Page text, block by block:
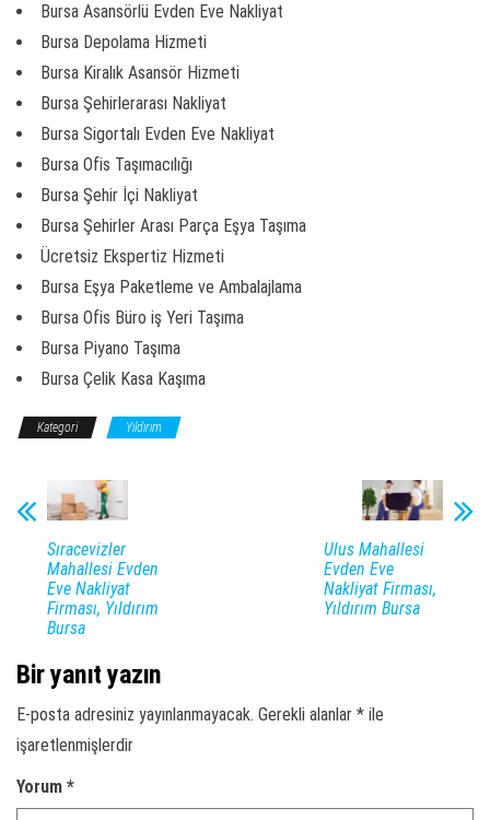
Bursa Asansörlü Evden Eve Nakliyat
Bursa Depolama Hizmeti
Bursa Kiralık Asansör Hizmeti
Bursa Şehirlerarası Nakliyat
Bursa Sigortalı Evden Eve Nakliyat
Bursa Ofis Taşımacılığı
Bursa Şehir İçi Nakliyat
Bursa Şehirler Arası Parça Eşya Taşıma
Ücretsiz Ekspertiz Hizmeti
Bursa Eşya Paketleme ve Ambalajlama
Bursa Ofis Büro iş Yeri Taşıma
Bursa Piyano Taşıma
Bursa Çelik Kasa Kaşıma
Kategori Yıldırım
Sıracevizler
Mahallesi Evden
Eve Nakliyat
Firması, Yıldırım
Bursa
Ulus Mahallesi
Evden Eve
Nakliyat Firması,
Yıldırım Bursa
Bir yanıt yazın
E-posta adresiniz yayınlanmayacak. Gerekli alanlar * ile
işaretlenmişlerdir
Yorum *